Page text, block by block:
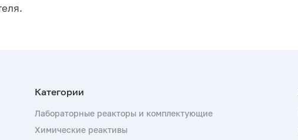
Лабораторные реакторы и комплектующие
Химические реактивы